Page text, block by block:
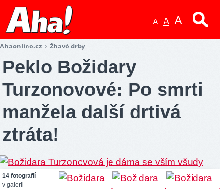
A A A
Ahaonline.cz Žhavé drby
Peklo Božidary
Turzonovové: Po smrti
manžela další drtivá
ztráta!
14 fotografií
v galerii